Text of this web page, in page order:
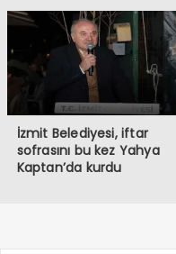
İzmit Belediyesi, iftar
sofrasını bu kez Yahya
Kaptan’da kurdu